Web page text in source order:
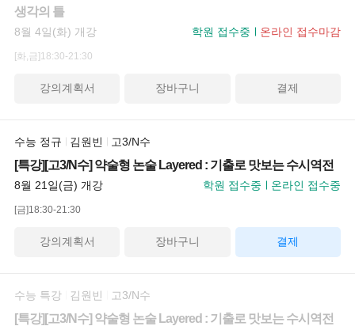
생각의 틀
8월 4일(화) 개강 학원 접수중 온라인 접수마감
[화,금]18:30-21:30
강의계획서 장바구니 결제
수능 정규 김원빈 고3/N수
[특강][고3/N수] 약술형 논술 Layered : 기출로 맛보는 수시역전
8월 21일(금) 개강 학원 접수중 온라인 접수중
[금]18:30-21:30
강의계획서 장바구니 결제
수능 특강 김원빈 고3/N수
[특강][고3/N수] 약술형 논술 Layered : 기출로 맛보는 수시역전